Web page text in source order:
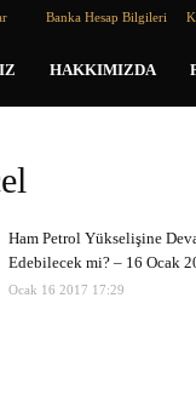
Banka Hesap Bilgileri
HAKKIMIZDA
Ham Petrol Yükselişine
Edebilecek mi? – 16 Ocak
Ocak 16 2017 17:29